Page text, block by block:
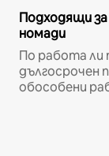
Подходящи
номади
По работа
дългосрочен
обособени